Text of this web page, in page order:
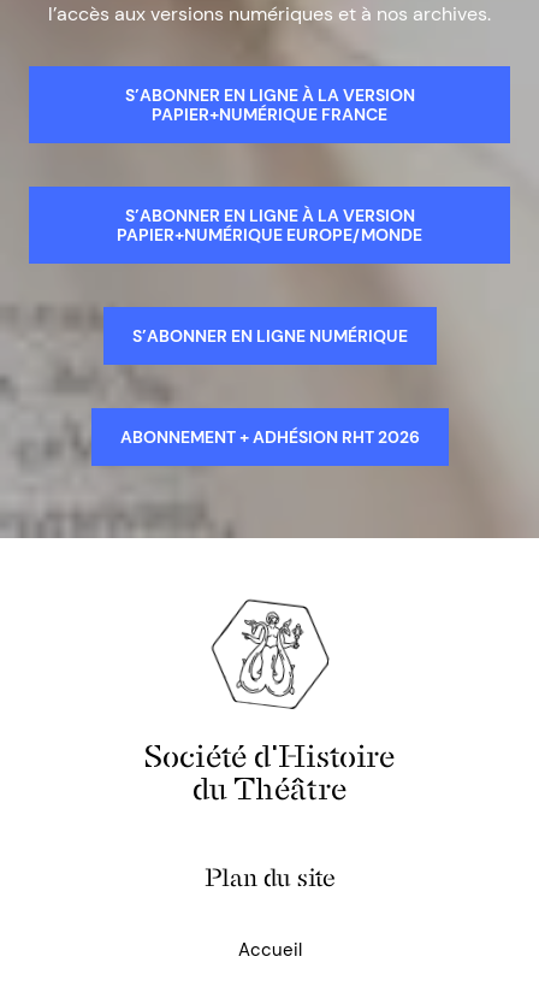
l’accès aux versions numériques et à nos archives.
S’ABONNER EN LIGNE À LA VERSION
PAPIER+NUMÉRIQUE FRANCE
S’ABONNER EN LIGNE À LA VERSION
PAPIER+NUMÉRIQUE EUROPE/MONDE
S’ABONNER EN LIGNE NUMÉRIQUE
ABONNEMENT + ADHÉSION RHT 2026
Société d'Histoire
du Théâtre
Plan du site
Accueil